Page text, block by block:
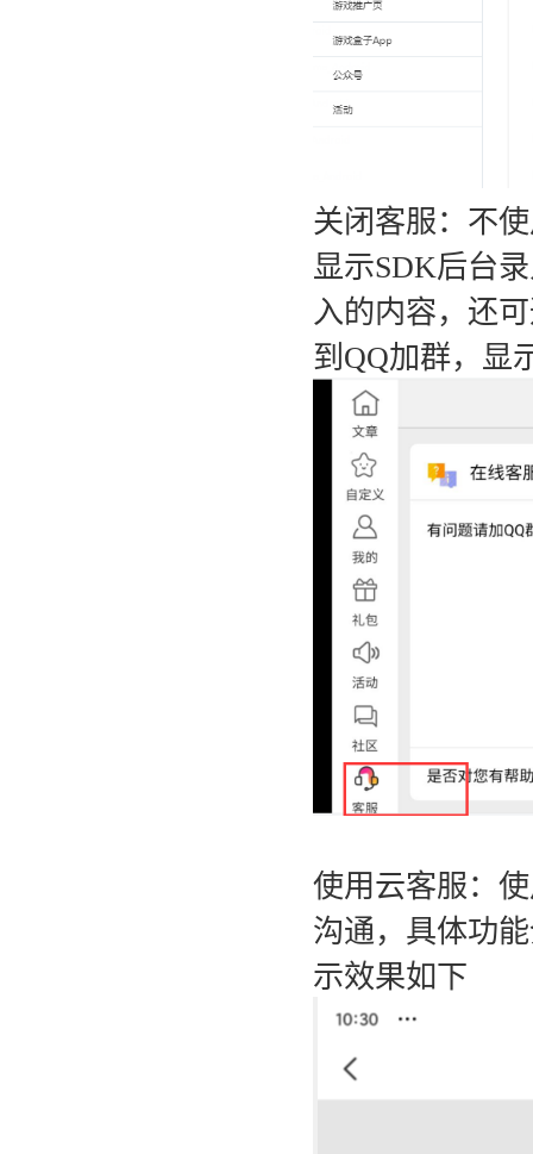
关闭客服：不
显示SDK后台
入的内容，还
到QQ加群，显
使用云客服：
沟通，具体功
示效果如下